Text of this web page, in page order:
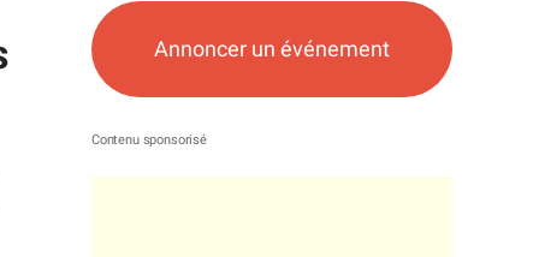
Annoncer un événement